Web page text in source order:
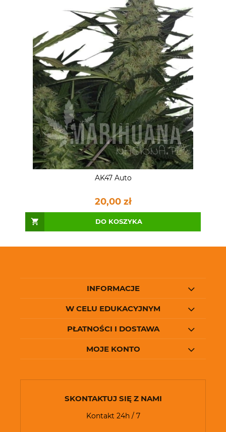
AK47 Auto
20,00 zł
DO KOSZYKA
INFORMACJE
W CELU EDUKACYJNYM
PŁATNOŚCI I DOSTAWA
MOJE KONTO
SKONTAKTUJ SIĘ Z NAMI
Kontakt 24h / 7